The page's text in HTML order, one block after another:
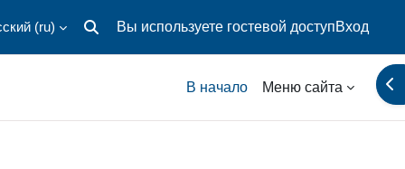
‎(ru)‎
Изменить данные поисковой строки
Вы используете гостевой доступВход
В начало Меню сайта